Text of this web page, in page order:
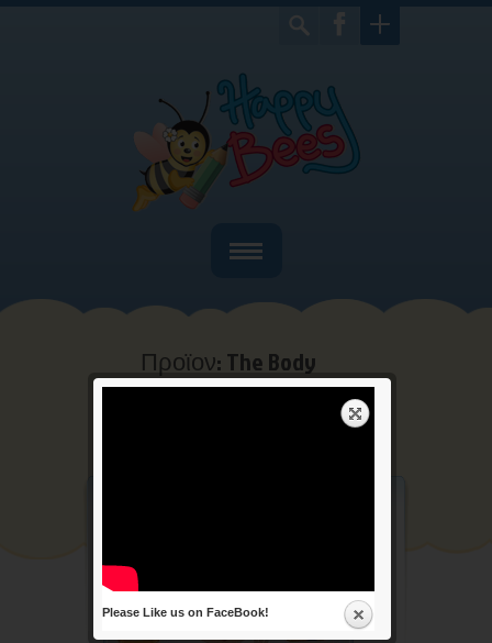
Home
Ποιοί είμαστε
Bιβλία
Επικοινωνία
Προϊον: The Body
Home > Αγγλικά > Προϊον: The
Please Like us on FaceBook!